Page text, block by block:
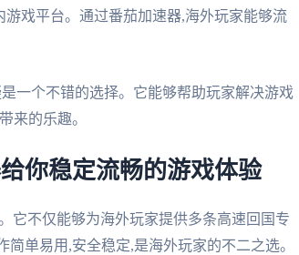
戏平台。通过番茄加速器,海外玩家能够流
一个不错的选择。它能够帮助玩家解决游戏
来的乐趣。
你稳定流畅的游戏体验
它不仅能够为海外玩家提供多条高速回国专
单易用,安全稳定,是海外玩家的不二之选。